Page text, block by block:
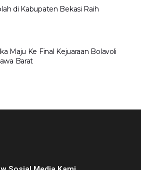
di Kabupaten Bekasi Raih
Maju Ke Final Kejuaraan Bolavoli
Barat